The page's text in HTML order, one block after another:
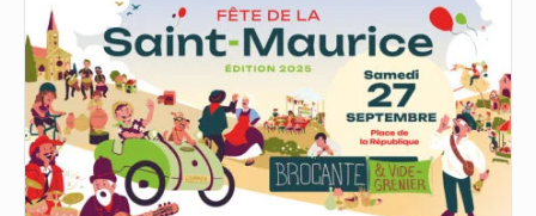
:
un
quatuor
talentueux
à
découvrir